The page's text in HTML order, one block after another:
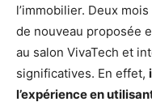
l’immobilier. Deux
de nouveau proposée
au salon VivaTech et
significatives. En effet,
l’expérience en